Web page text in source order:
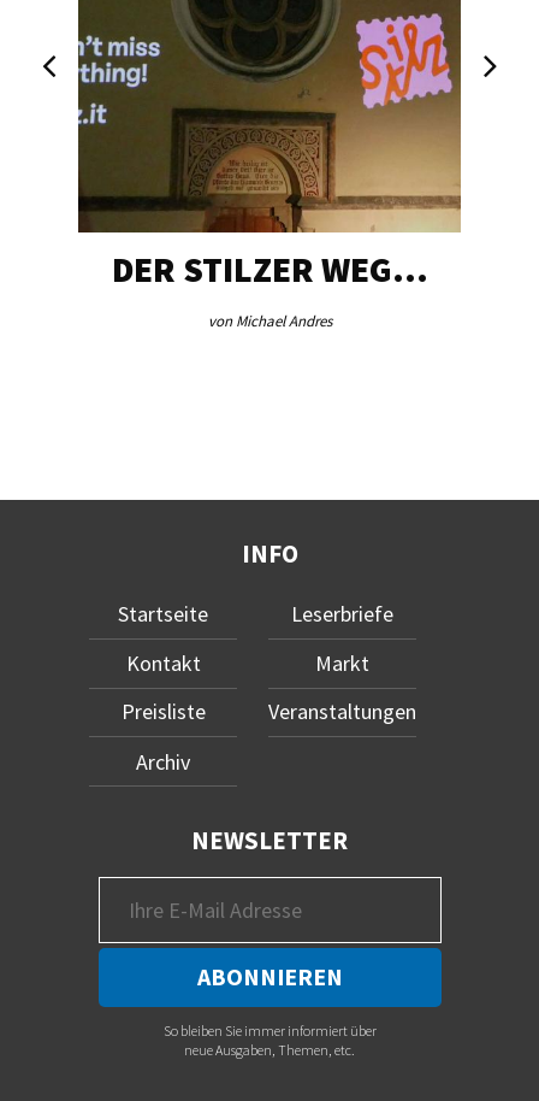
DER STILZER WEG…
von Michael Andres
INFO
Startseite
Kontakt
Preisliste
Archiv
Leserbriefe
Markt
Veranstaltungen
NEWSLETTER
So bleiben Sie immer informiert über
neue Ausgaben, Themen, etc.